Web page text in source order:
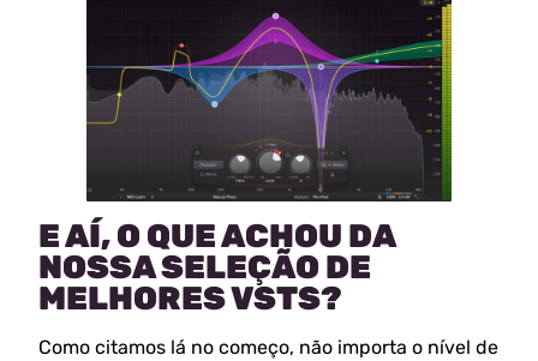
E AÍ, O QUE ACHOU DA
NOSSA SELEÇÃO DE
MELHORES VSTS?
Como citamos lá no começo, não importa o nível de